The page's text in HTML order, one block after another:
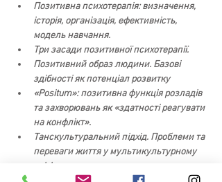
Позитивна психотерапія: визначення,
історія, організація, ефективність,
модель навчання.
Три засади позитивної психотерапії.
Позитивний образ людини. Базові
здібності як потенціал розвитку
«Positum»: позитивна функція розладів
та захворювань як «здатності реагувати
на конфлікт».
Танскультуральний підхід. Проблеми та
переваги життя у мультикультурному
світі.